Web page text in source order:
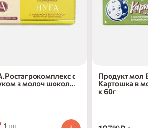
с
в молоч шокол
1 шт
Продукт мол
Картошка в
к 60г